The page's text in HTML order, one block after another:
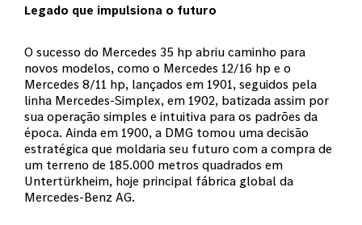
Legado que impulsiona o futuro
O sucesso do Mercedes 35 hp abriu caminho para
novos modelos, como o Mercedes 12/16 hp e o
Mercedes 8/11 hp, lançados em 1901, seguidos pela
linha Mercedes-Simplex, em 1902, batizada assim por
sua operação simples e intuitiva para os padrões da
época. Ainda em 1900, a DMG tomou uma decisão
estratégica que moldaria seu futuro com a compra de
um terreno de 185.000 metros quadrados em
Untertürkheim, hoje principal fábrica global da
Mercedes-Benz AG.